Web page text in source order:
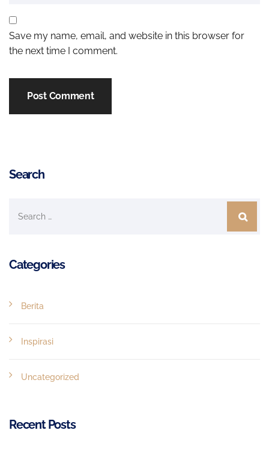
Save my name, email, and website in this browser for
the next time I comment.
Search
Categories
Berita
Inspirasi
Uncategorized
Recent Posts